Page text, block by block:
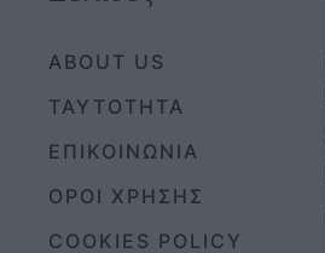
ABOUT US
ΤΑΥΤΟΤΗΤΑ
ΕΠΙΚΟΙΝΩΝΙΑ
ΟΡΟΙ ΧΡΗΣΗΣ
COOKIES POLICY